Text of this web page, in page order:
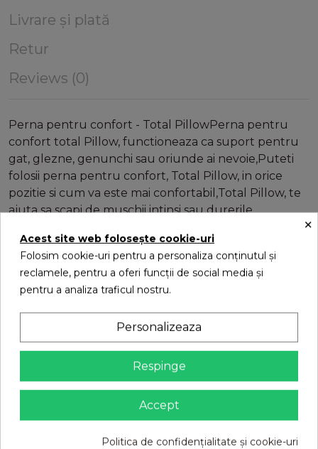
Livrare și plată
Retur
Reviews (0)
Perna pentru confort - Total PillowPerna pentru
confort total Pillow, functioneaza ca suport pentru
gat, glezne, genunchi sau oriunde ai nevoie,Puteti
folosii perna pentru confort, Total Pillow, in orice
pozitie si cum va este mai confortabil,Total Pillow, te
ajuta sa scapi de muschii intinsi sau durerile
16 alte produse in aceeasi categorie:
×
Acest site web folosește cookie-uri
Folosim cookie-uri pentru a personaliza conținutul și
reclamele, pentru a oferi funcții de social media și
pentru a analiza traficul nostru.
Personalizeaza
Respinge
Accept
Politica de confidențialitate și cookie-uri